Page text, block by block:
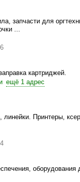
запчасти для
...
картриджей.
ещё 1 адрес
линейки. Принтеры,